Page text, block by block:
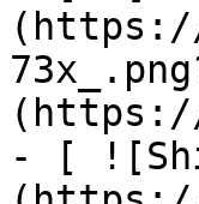
(https://
- [